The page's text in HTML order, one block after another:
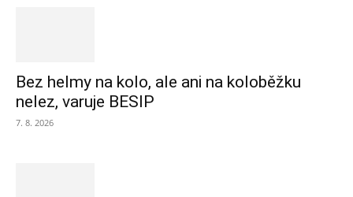
Bez helmy na kolo, ale ani na koloběžku
nelez, varuje BESIP
7. 8. 2026